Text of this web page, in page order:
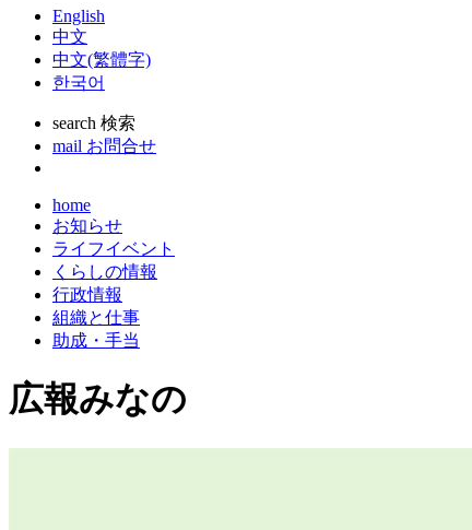
English
中文
中文(繁體字)
한국어
search 検索
mail お問合せ
home
お知らせ
ライフイベント
くらしの情報
行政情報
組織と仕事
助成・手当
広報みなの